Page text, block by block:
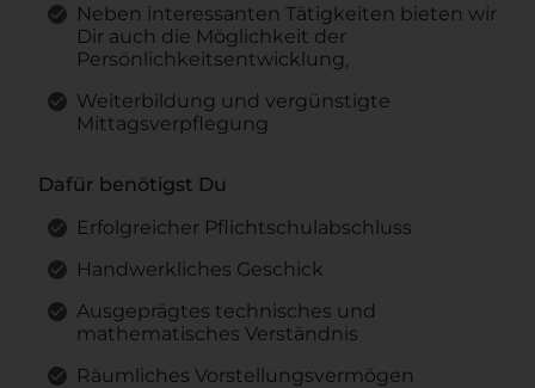
Neben interessanten Tätigkeiten bieten wir
Dir auch die Möglichkeit der
Persönlichkeitsentwicklung,
Weiterbildung und vergünstigte
Mittagsverpflegung
Dafür benötigst Du
Erfolgreicher Pflichtschulabschluss
Handwerkliches Geschick
Ausgeprägtes technisches und
mathematisches Verständnis
Räumliches Vorstellungsvermögen